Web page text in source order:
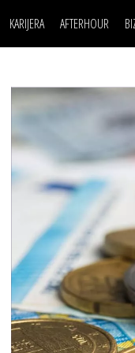
KARIJERA
LJUDI (HR)
USAVRŠAVANJE
KNOW-HOW
AFTERHOUR
KNJIGE
AUTO SVET
STIL
WELLBEING
POSAO
MOJ UGAO
USAVRŠAVANJE
FILM I
AUTO SVET